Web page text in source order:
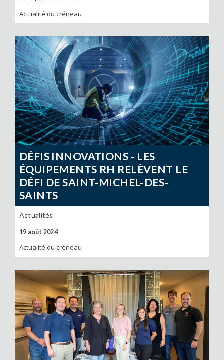
Actualité du créneau
DÉFIS INNOVATIONS - LES
ÉQUIPEMENTS RH RELÈVENT LE
DÉFI DE SAINT-MICHEL-DES-
SAINTS
Actualités
19 août 2024
Actualité du créneau